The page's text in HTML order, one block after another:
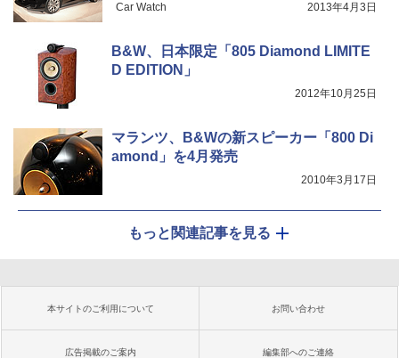
Car Watch 2013年4月3日
B&W、日本限定「805 Diamond LIMITE
D EDITION」
2012年10月25日
マランツ、B&Wの新スピーカー「800 Di
amond」を4月発売
2010年3月17日
もっと関連記事を見る
本サイトのご利用について お問い合わせ
広告掲載のご案内 編集部へのご連絡